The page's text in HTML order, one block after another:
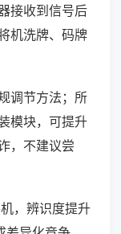
接收到信号后
机洗牌、码牌
调节方法；所
模块，可提升
，不建议尝
，辨识度提升